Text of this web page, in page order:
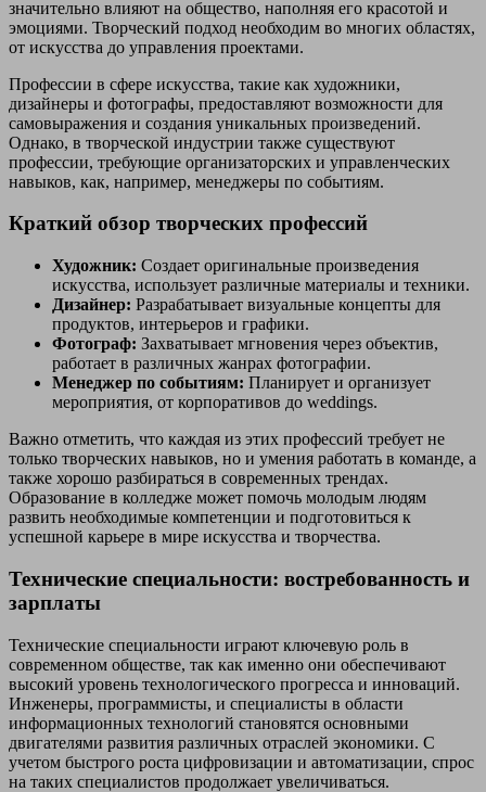
значительно влияют на общество, наполняя его красотой и
эмоциями. Творческий подход необходим во многих областях,
от искусства до управления проектами.
Профессии в сфере искусства, такие как художники,
дизайнеры и фотографы, предоставляют возможности для
самовыражения и создания уникальных произведений.
Однако, в творческой индустрии также существуют
профессии, требующие организаторских и управленческих
навыков, как, например, менеджеры по событиям.
Краткий обзор творческих профессий
Художник: Создает оригинальные произведения
искусства, использует различные материалы и техники.
Дизайнер: Разрабатывает визуальные концепты для
продуктов, интерьеров и графики.
Фотограф: Захватывает мгновения через объектив,
работает в различных жанрах фотографии.
Менеджер по событиям: Планирует и организует
мероприятия, от корпоративов до weddings.
Важно отметить, что каждая из этих профессий требует не
только творческих навыков, но и умения работать в команде, а
также хорошо разбираться в современных трендах.
Образование в колледже может помочь молодым людям
развить необходимые компетенции и подготовиться к
успешной карьере в мире искусства и творчества.
Технические специальности: востребованность и
зарплаты
Технические специальности играют ключевую роль в
современном обществе, так как именно они обеспечивают
высокий уровень технологического прогресса и инноваций.
Инженеры, программисты, и специалисты в области
информационных технологий становятся основными
двигателями развития различных отраслей экономики. С
учетом быстрого роста цифровизации и автоматизации, спрос
на таких специалистов продолжает увеличиваться.